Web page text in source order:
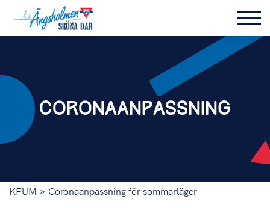
CORONAANPASSNING
KFUM » Coronaanpassning för sommarläger